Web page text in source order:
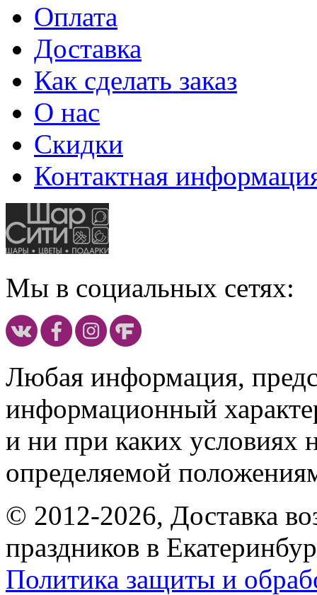
Оплата
Доставка
Как сделать заказ
О нас
Скидки
Контактная
Мы в социальных сетях:
Любая информация,
информационный
и ни при каких условиях
определяемой
© 2012-2026, Доставка
праздников в
Политика защиты и